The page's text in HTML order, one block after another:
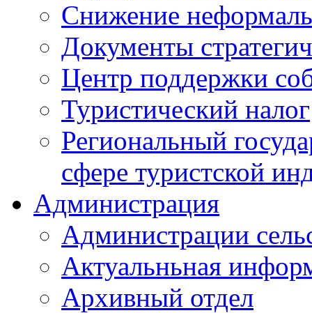
Снижение
Документы
Центр поддержки
Туристический налог
Региональный
сфере туристской
Администрация
Администрации
Актуальньная
Архивный отдел